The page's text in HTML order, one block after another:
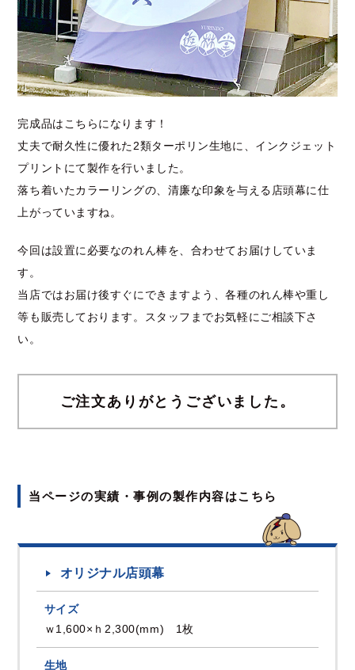
完成品はこちらになります！
丈夫で耐久性に優れた2類ターポリン生地に、インクジェット
プリントにて製作を行いました。
落ち着いたカラーリングの、清廉な印象を与える店頭幕に仕
上がっていますね。
今回は設置に必要なのれん棒を、合わせてお届けしていま
す。
当店ではお届け後すぐにできますよう、各種のれん棒や重し
等も販売しております。スタッフまでお気軽にご相談下さ
い。
ご注文ありがとうございました。
当ページの実績・事例の製作内容はこちら
オリジナル店頭幕
サイズ
ｗ1,600×ｈ2,300(mm) 1枚
生地